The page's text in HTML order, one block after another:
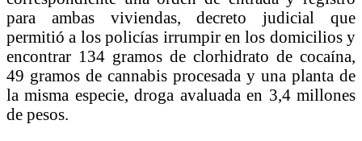
para ambas viviendas, decreto judicial que
permitió a los policías irrumpir en los domicilios y
encontrar 134 gramos de clorhidrato de cocaína,
49 gramos de cannabis procesada y una planta de
la misma especie, droga avaluada en 3,4 millones
de pesos.